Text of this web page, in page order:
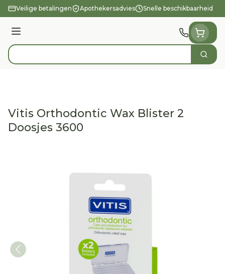
Ga naar de inhoud
Veilige betalingen Apothekersadvies Snelle beschikbaarheid
Menu
Product, merk, categorie... Zoek
Vitis Orthodontic Wax Blister 2
Doosjes 3600